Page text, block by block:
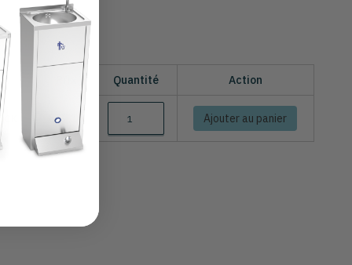
Quantité Action
€12,15 Ajouter au panier